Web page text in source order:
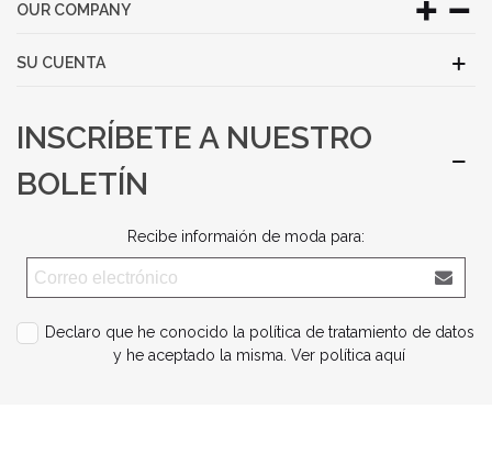
OUR COMPANY
SU CUENTA
INSCRÍBETE A NUESTRO
BOLETÍN
Recibe informaión de moda para:
Declaro que he conocido la política de tratamiento de datos
y he aceptado la misma. Ver política aquí